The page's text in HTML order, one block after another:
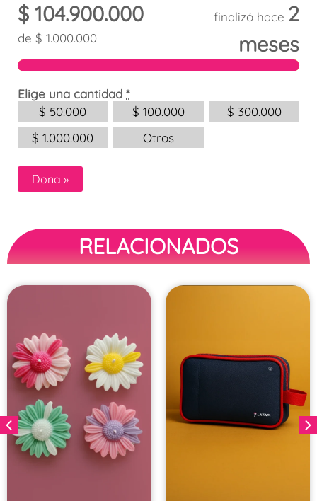
$ 104.900.000
de $ 1.000.000
finalizó hace 2
meses
Elige una cantidad *
$ 50.000 $ 100.000 $ 300.000
$ 1.000.000 Otros
Dona »
RELACIONADOS